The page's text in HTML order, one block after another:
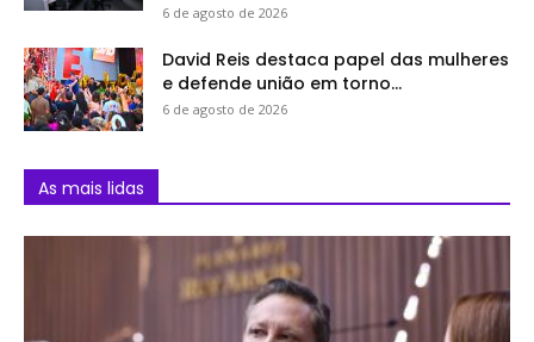
6 de agosto de 2026
David Reis destaca papel das mulheres
e defende união em torno...
6 de agosto de 2026
As mais lidas